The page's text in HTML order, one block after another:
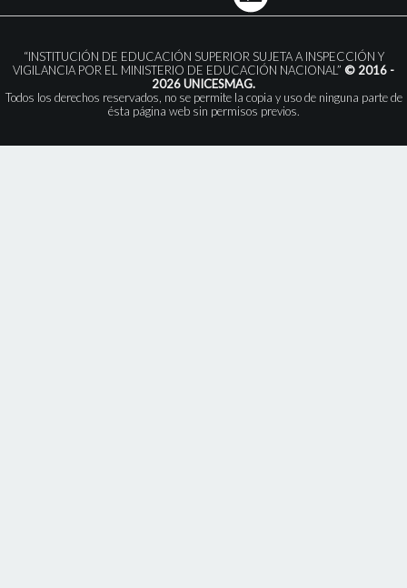
“INSTITUCIÓN DE EDUCACIÓN SUPERIOR SUJETA A INSPECCIÓN Y
VIGILANCIA POR EL MINISTERIO DE EDUCACIÓN NACIONAL” © 2016 -
2026 UNICESMAG.
Todos los derechos reservados, no se permite la copia y uso de ninguna parte de
ésta página web sin permisos previos.